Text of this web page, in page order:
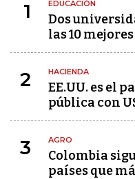
1 EDUCACIÓN
Dos
las 10
2 HACIENDA
EE.UU. es el
pública con
3 AGRO
Colombia
países que